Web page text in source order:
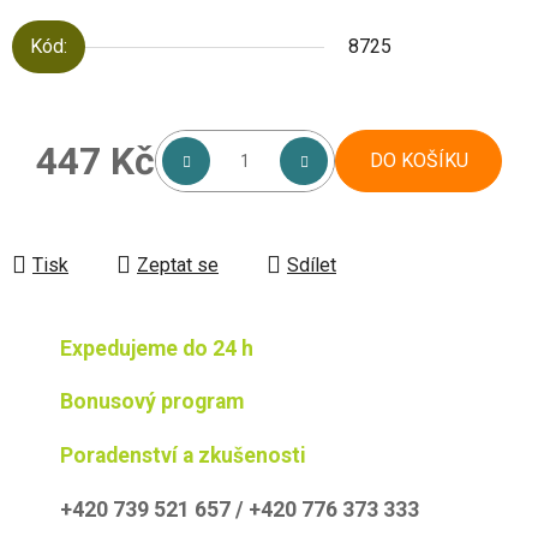
Kód: 8725
447 Kč DO KOŠÍKU
Tisk Zeptat se Sdílet
Expedujeme do 24 h
Bonusový program
Poradenství a zkušenosti
+420 739 521 657 / +420 776 373 333